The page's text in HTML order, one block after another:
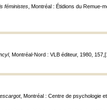
féministes , Montréal : Étidions du Remue-
, Montréal-Nord : VLB éditeur, 1980,
, Montréal : Centre de psychologie